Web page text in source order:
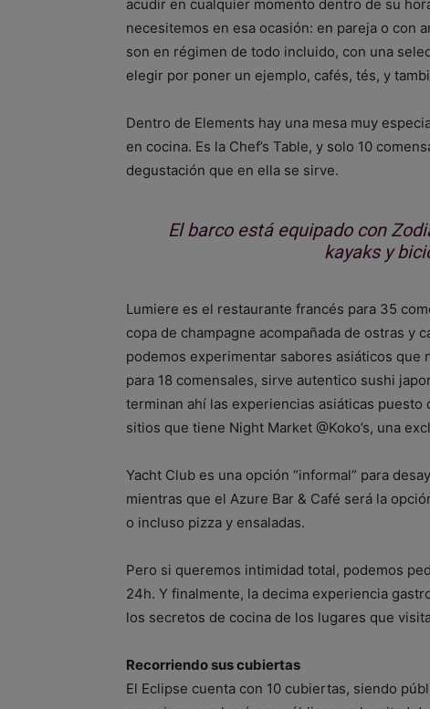
acudir en cualquier momento dentro de su
necesitemos en esa ocasión: en pareja o con
son en régimen de todo incluido, con una
elegir por poner un ejemplo, cafés, tés, y
Dentro de Elements hay una mesa muy
en cocina. Es la Chef’s Table, y solo 10
degustación que en ella se sirve.
El barco está equipado con
kayaks y
Lumiere es el restaurante francés para 35
copa de champagne acompañada de ostras y
podemos experimentar sabores asiáticos que
para 18 comensales, sirve autentico sushi
terminan ahí las experiencias asiáticas
sitios que tiene Night Market @Koko’s, una
Yacht Club es una opción “informal” para
mientras que el Azure Bar & Café será la
o incluso pizza y ensaladas.
Pero si queremos intimidad total, podemos
24h. Y finalmente, la decima experiencia
los secretos de cocina de los lugares que
Recorriendo sus cubiertas
El Eclipse cuenta con 10 cubiertas, siendo